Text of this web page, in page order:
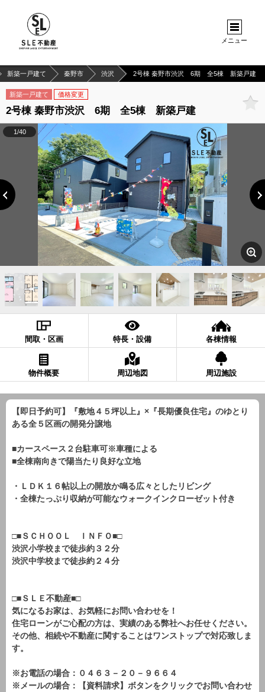
メニュー
新築一戸建て 秦野市 渋沢 2号棟 秦野市渋沢 6期 全5棟 新築戸建
新築一戸建て 価格変更
2号棟 秦野市渋沢 6期 全5棟 新築戸建
1/40
間取・区画 特長・設備 各棟情報
物件概要 周辺地図 周辺施設
【即日予約可】『敷地４５坪以上』×『長期優良住宅』のゆとり
ある全５区画の開発分譲地
■カースペース２台駐車可※車種による
■全棟南向きで陽当たり良好な立地
・ＬＤＫ１６帖以上の開放か鳴る広々としたリビング
・全棟たっぷり収納が可能なウォークインクローゼット付き
□■ＳＣＨＯＯＬ ＩＮＦＯ■□
渋沢小学校まで徒歩約３２分
渋沢中学校まで徒歩約２４分
□■ＳＬＥ不動産■□
気になるお家は、お気軽にお問い合わせを！
住宅ローンがご心配の方は、実績のある弊社へお任せください。
その他、相続や不動産に関することはワンストップで対応致しま
す。
※お電話の場合：０４６３－２０－９６６４
※メールの場合：【資料請求】ボタンをクリックでお問い合わせ